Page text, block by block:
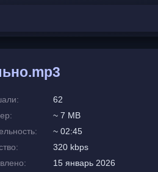
62
~ 7 MB
~ 02:45
320 kbps
15 январь 2026